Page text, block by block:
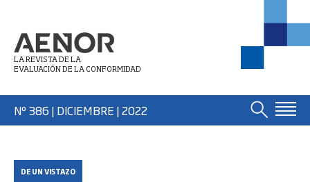
LA REVISTA DE LA
EVALUACIÓN DE LA CONFORMIDAD
Nº 386 | DICIEMBRE | 2022
DE UN VISTAZO